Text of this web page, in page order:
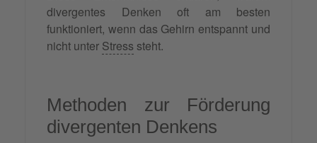
divergentes Denken oft am besten
funktioniert, wenn das Gehirn entspannt und
nicht unter Stress steht.
Methoden zur Förderung
divergenten Denkens